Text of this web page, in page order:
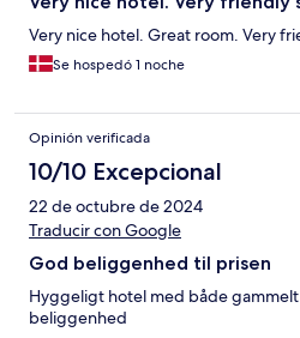
Very nice hotel. Great room. Very
Se hospedó 1 noche
Opinión verificada
10/10 Excepcional
22 de octubre de 2024
Traducir con Google
God beliggenhed til prisen
Hyggeligt hotel med både
beliggenhed